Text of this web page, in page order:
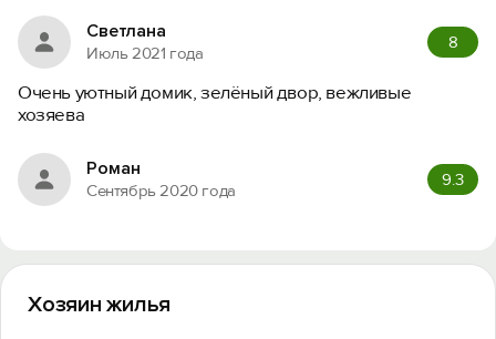
Светлана
Июль 2021 года
8
Очень уютный домик, зелёный двор, вежливые
хозяева
Роман
Сентябрь 2020 года
9.3
Хозяин жилья